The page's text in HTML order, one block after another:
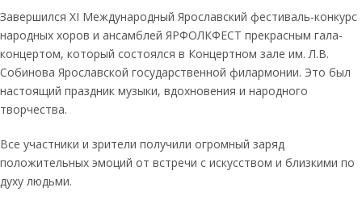
Завершился XI Международный Ярославский фестиваль-конкурс
народных хоров и ансамблей ЯРФОЛКФЕСТ прекрасным гала-
концертом, который состоялся в Концертном зале им. Л.В.
Собинова Ярославской государственной филармонии. Это был
настоящий праздник музыки, вдохновения и народного
творчества.
Все участники и зрители получили огромный заряд
положительных эмоций от встречи с искусством и близкими по
духу людьми.